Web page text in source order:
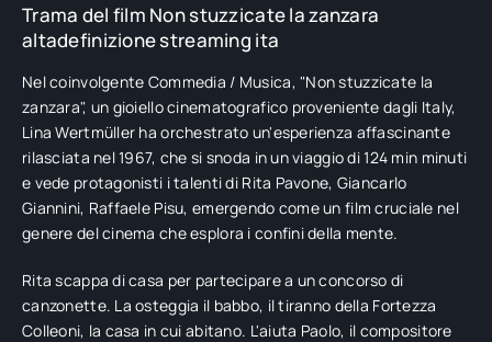
Trama del film Non stuzzicate la zanzara
altadefinizione streaming ita
Nel coinvolgente Commedia / Musica, "Non stuzzicate la
zanzara", un gioiello cinematografico proveniente dagli Italy,
Lina Wertmüller ha orchestrato un'esperienza affascinante
rilasciata nel 1967, che si snoda in un viaggio di 124 min minuti
e vede protagonisti i talenti di Rita Pavone, Giancarlo
Giannini, Raffaele Pisu, emergendo come un film cruciale nel
genere del cinema che esplora i confini della mente.
Rita scappa di casa per partecipare a un concorso di
canzonette. La osteggia il babbo, il tiranno della Fortezza
Colleoni, la casa in cui abitano. L'aiuta Paolo, il compositore